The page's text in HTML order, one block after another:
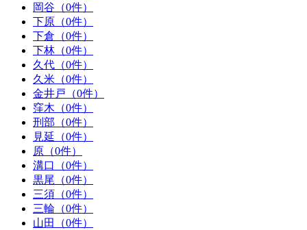
岡谷（0件）
下原（0件）
下倉（0件）
下林（0件）
久代（0件）
久米（0件）
金井戸（0件）
窪木（0件）
刑部（0件）
見延（0件）
原（0件）
溝口（0件）
黒尾（0件）
三須（0件）
三輪（0件）
山田（0件）